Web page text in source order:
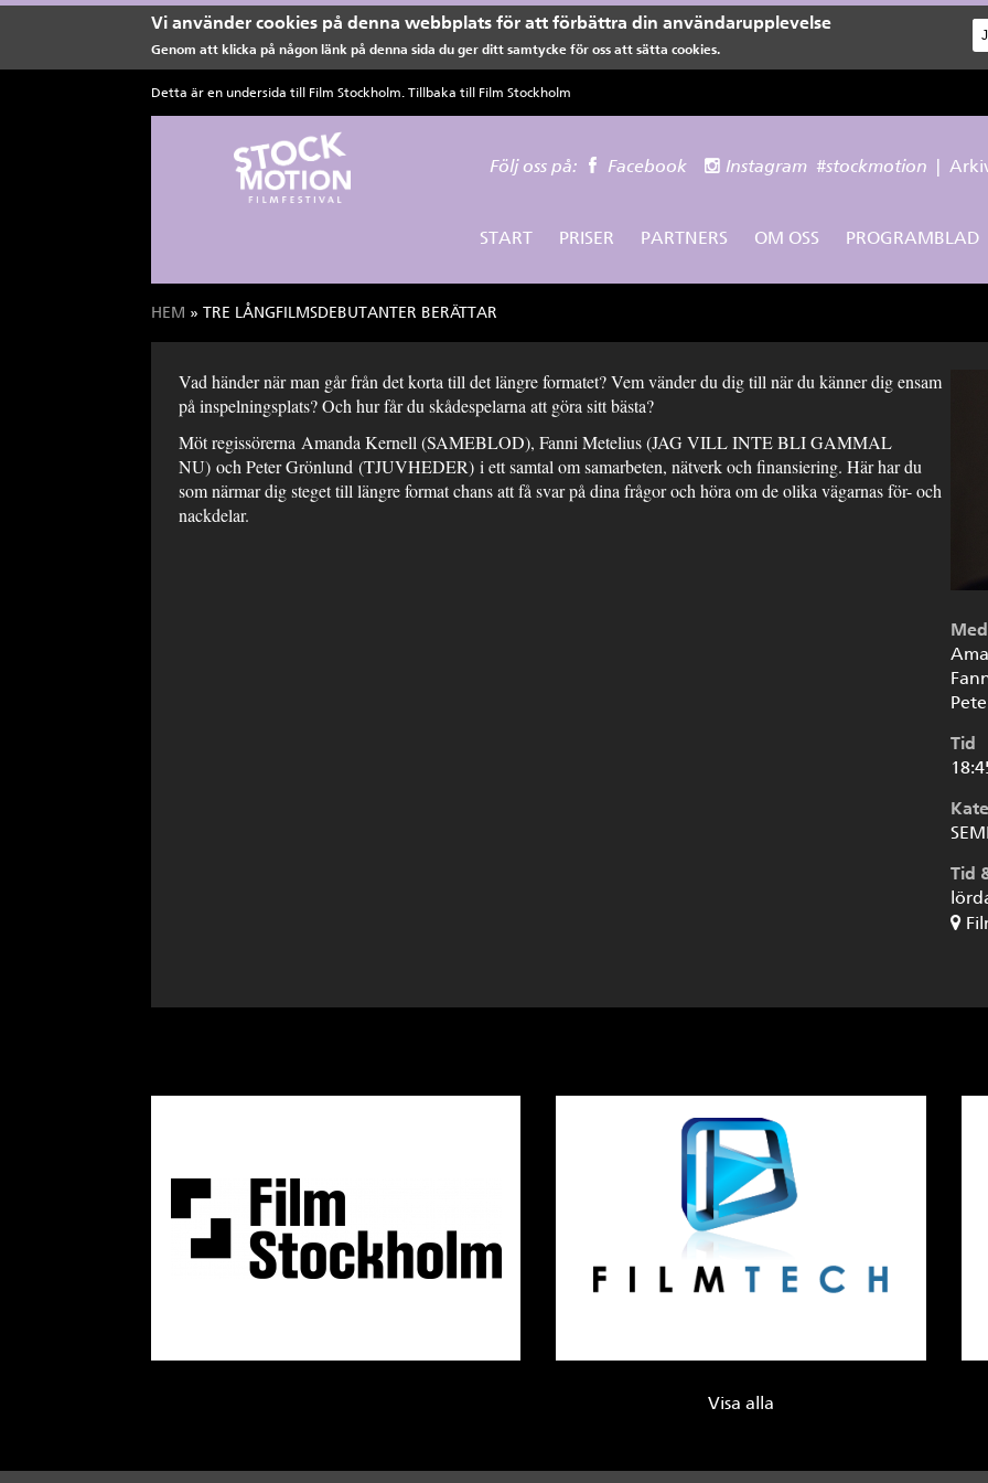
Vi använder cookies på denna webbplats för att förbättra din användarupplevelse
Genom att klicka på någon länk på denna sida du ger ditt samtycke för oss att sätta cookies.
Detta är en undersida till Film Stockholm. Tillbaka till Film Stockholm
Följ oss på: Facebook Instagram #stockmotion |
START PRISER PARTNERS OM OSS PROGRAMBLAD
Du är här
HEM » TRE LÅNGFILMSDEBUTANTER BERÄTTAR
Tid
Tid
Vad händer när man går från det korta till det längre formatet? Vem vänder du dig till när du känner dig ensam
på inspelningsplats? Och hur får du skådespelarna att göra sitt bästa?
Möt regissörerna Amanda Kernell (SAMEBLOD), Fanni Metelius (JAG VILL INTE BLI GAMMAL
NU) och Peter Grönlund (TJUVHEDER) i ett samtal om samarbeten, nätverk och finansiering. Här har du
som närmar dig steget till längre format chans att få svar på dina frågor och höra om de olika vägarnas för- och
nackdelar.
Visa alla